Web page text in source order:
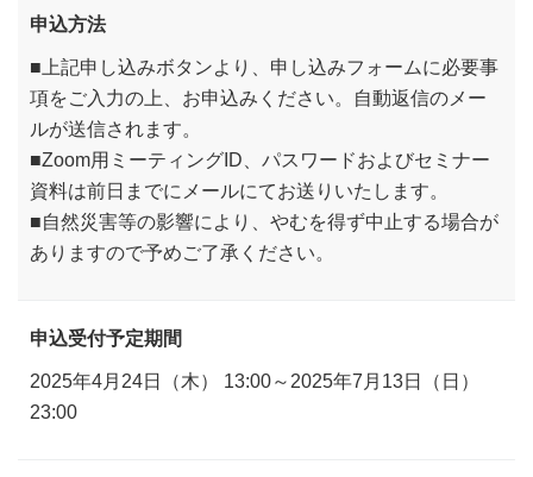
申込方法
■上記申し込みボタンより、申し込みフォームに必要事
項をご入力の上、お申込みください。自動返信のメー
ルが送信されます。
■Zoom用ミーティングID、パスワードおよびセミナー
資料は前日までにメールにてお送りいたします。
■自然災害等の影響により、やむを得ず中止する場合が
ありますので予めご了承ください。
申込受付予定期間
2025年4月24日（木） 13:00～2025年7月13日（日）
23:00